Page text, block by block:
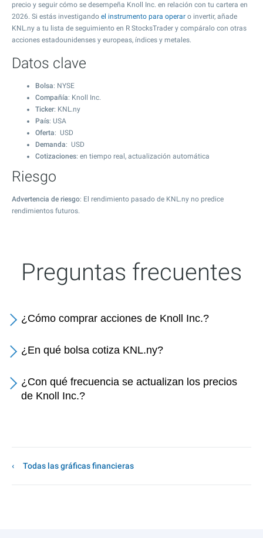
precio y seguir cómo se desempeña Knoll Inc. en relación con tu cartera en
2026. Si estás investigando el instrumento para operar o invertir, añade
KNL.ny a tu lista de seguimiento en R StocksTrader y compáralo con otras
acciones estadounidenses y europeas, índices y metales.
Datos clave
Bolsa: NYSE
Compañía: Knoll Inc.
Ticker: KNL.ny
País: USA
Oferta: USD
Demanda: USD
Cotizaciones: en tiempo real, actualización automática
Riesgo
Advertencia de riesgo: El rendimiento pasado de KNL.ny no predice
rendimientos futuros.
Preguntas frecuentes
¿Cómo comprar acciones de Knoll Inc.?
¿En qué bolsa cotiza KNL.ny?
¿Con qué frecuencia se actualizan los precios
de Knoll Inc.?
Todas las gráficas financieras